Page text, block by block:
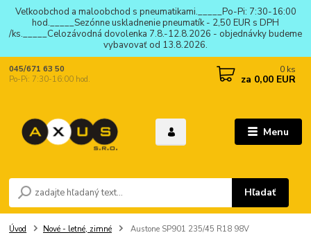
Veľkoobchod a maloobchod s pneumatikami._____Po-Pi: 7:30-16:00
hod._____Sezónne uskladnenie pneumatík - 2,50 EUR s DPH
/ks._____Celozávodná dovolenka 7.8.-12.8.2026 - objednávky budeme
vybavovať od 13.8.2026.
Menu
Hľadať
045/671 63 50
Po-Pi: 7:30-16:00 hod.
0 ks
za 0,00 EUR
Úvod Nové - letné, zimné Austone SP901 235/45 R18 98V